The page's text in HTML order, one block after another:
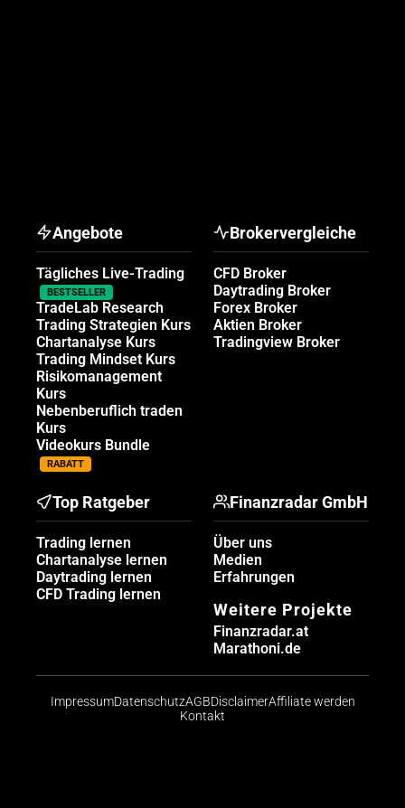
Angebote
Tägliches Live-Trading
BESTSELLER
TradeLab Research
Trading Strategien Kurs
Chartanalyse Kurs
Trading Mindset Kurs
Risikomanagement
Kurs
Nebenberuflich traden
Kurs
Videokurs Bundle
RABATT
Brokervergleiche
CFD Broker
Daytrading Broker
Forex Broker
Aktien Broker
Tradingview Broker
Top Ratgeber
Trading lernen
Chartanalyse lernen
Daytrading lernen
CFD Trading lernen
Finanzradar GmbH
Über uns
Medien
Erfahrungen
Weitere Projekte
Finanzradar.at
Marathoni.de
ImpressumDatenschutzAGBDisclaimerAffiliate werden
Kontakt